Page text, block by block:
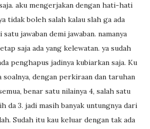
aku mengerjakan dengan hati-hati
tidak boleh salah kalau slah ga ada
jawaban demi jawaban. namanya
saja ada yang kelewatan. ya sudah
penghapus jadinya kubiarkan saja. Ku
soalnya, dengan perkiraan dan taruhan
benar satu nilainya 4, salah satu
da 3. jadi masih banyak untungnya dari
Sudah itu kau keluar dengan tak ada